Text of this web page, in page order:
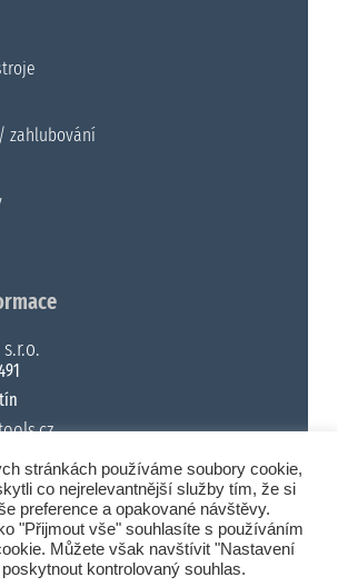
zahlubování
315
2026 Všechna práva vyhrazena. |
stránkách používáme soubory cookie,
co nejrelevantnější služby tím, že si
preference a opakované návštěvy.
"Přijmout vše" souhlasíte s používáním
Můžete však navštívit "Nastavení
kontrolovaný souhlas.